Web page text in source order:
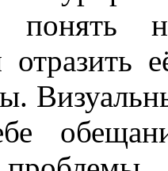
понять
отразить